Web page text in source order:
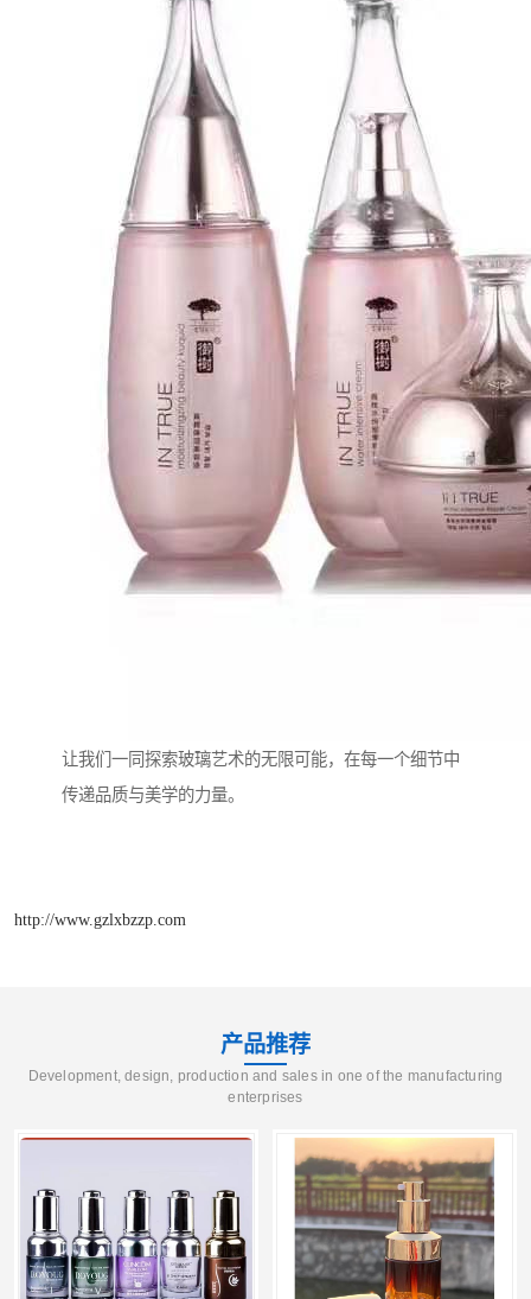
让我们一同探索玻璃艺术的无限可能，在每一个细节中
传递品质与美学的力量。
http://www.gzlxbzzp.com
产品推荐
Development, design, production and sales in one of the manufacturing
enterprises